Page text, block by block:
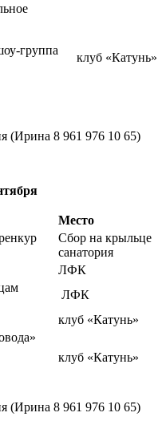
группа
клуб «Катунь»
(Ирина 8 961 976 10 65)
Место
Сбор на крыльце
санатория
ЛФК
ЛФК
клуб «Катунь»
клуб «Катунь»
(Ирина 8 961 976 10 65)